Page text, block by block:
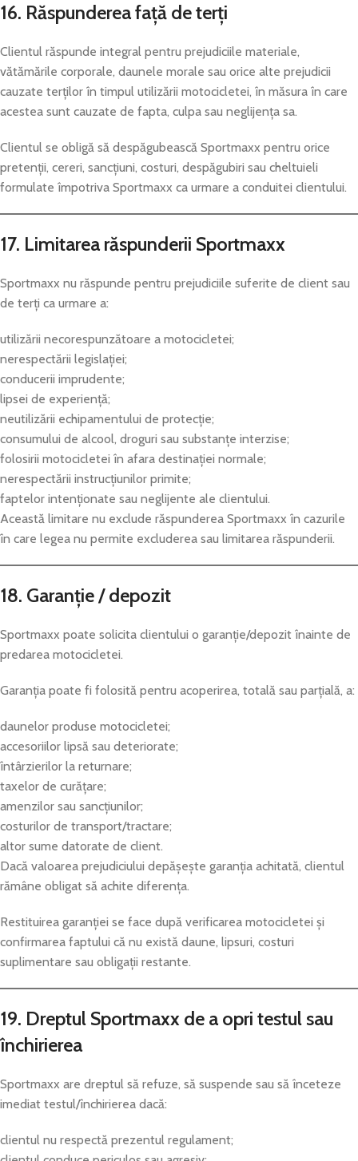
16. Răspunderea față de terți
Clientul răspunde integral pentru prejudiciile materiale,
vătămările corporale, daunele morale sau orice alte prejudicii
cauzate terților în timpul utilizării motocicletei, în măsura în care
acestea sunt cauzate de fapta, culpa sau neglijența sa.
Clientul se obligă să despăgubească Sportmaxx pentru orice
pretenții, cereri, sancțiuni, costuri, despăgubiri sau cheltuieli
formulate împotriva Sportmaxx ca urmare a conduitei clientului.
17. Limitarea răspunderii Sportmaxx
Sportmaxx nu răspunde pentru prejudiciile suferite de client sau
de terți ca urmare a:
utilizării necorespunzătoare a motocicletei;
nerespectării legislației;
conducerii imprudente;
lipsei de experiență;
neutilizării echipamentului de protecție;
consumului de alcool, droguri sau substanțe interzise;
folosirii motocicletei în afara destinației normale;
nerespectării instrucțiunilor primite;
faptelor intenționate sau neglijente ale clientului.
Această limitare nu exclude răspunderea Sportmaxx în cazurile
în care legea nu permite excluderea sau limitarea răspunderii.
18. Garanție / depozit
Sportmaxx poate solicita clientului o garanție/depozit înainte de
predarea motocicletei.
Garanția poate fi folosită pentru acoperirea, totală sau parțială, a:
daunelor produse motocicletei;
accesoriilor lipsă sau deteriorate;
întârzierilor la returnare;
taxelor de curățare;
amenzilor sau sancțiunilor;
costurilor de transport/tractare;
altor sume datorate de client.
Dacă valoarea prejudiciului depășește garanția achitată, clientul
rămâne obligat să achite diferența.
Restituirea garanției se face după verificarea motocicletei și
confirmarea faptului că nu există daune, lipsuri, costuri
suplimentare sau obligații restante.
19. Dreptul Sportmaxx de a opri testul sau
închirierea
Sportmaxx are dreptul să refuze, să suspende sau să înceteze
imediat testul/închirierea dacă:
clientul nu respectă prezentul regulament;